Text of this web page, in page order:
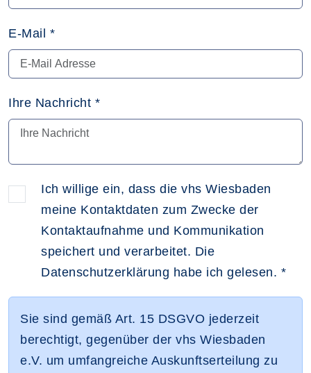
E-Mail *
Ihre Nachricht *
Ich willige ein, dass die vhs Wiesbaden
meine Kontaktdaten zum Zwecke der
Kontaktaufnahme und Kommunikation
speichert und verarbeitet. Die
Datenschutzerklärung habe ich gelesen. *
Sie sind gemäß Art. 15 DSGVO jederzeit
berechtigt, gegenüber der vhs Wiesbaden
e.V. um umfangreiche Auskunftserteilung zu